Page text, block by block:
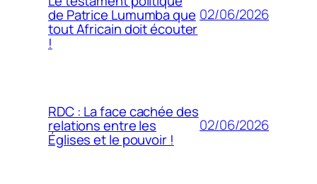
de Patrice Lumumba que
tout Africain doit écouter
!
02/06/2026
RDC : La face cachée des
relations entre les
Églises et le pouvoir !
02/06/2026